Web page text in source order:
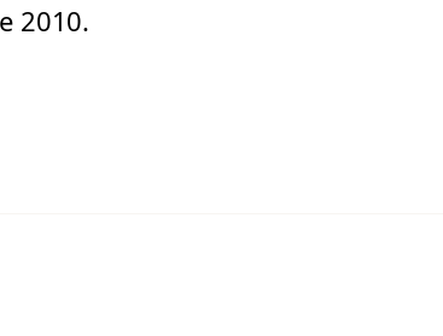
2010.